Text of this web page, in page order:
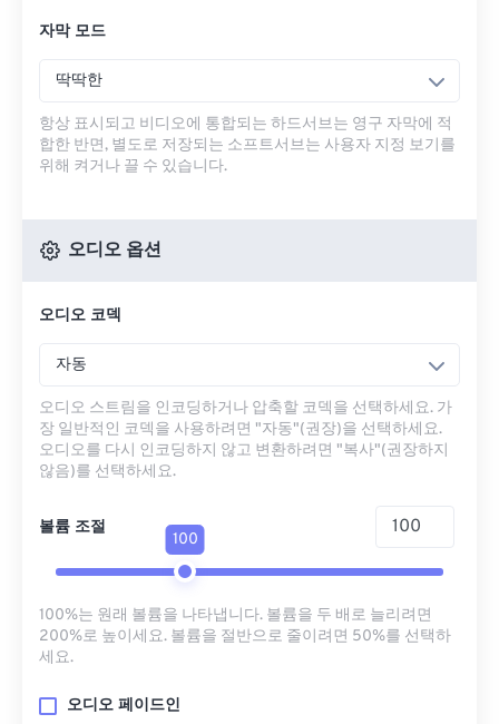
자막 모드
딱딱한
항상 표시되고 비디오에 통합되는 하드서브는 영구 자막에 적
합한 반면, 별도로 저장되는 소프트서브는 사용자 지정 보기를
위해 켜거나 끌 수 있습니다.
오디오 옵션
오디오 코덱
자동
오디오 스트림을 인코딩하거나 압축할 코덱을 선택하세요. 가
장 일반적인 코덱을 사용하려면 "자동"(권장)을 선택하세요.
오디오를 다시 인코딩하지 않고 변환하려면 "복사"(권장하지
않음)를 선택하세요.
볼륨 조절
100
100%는 원래 볼륨을 나타냅니다. 볼륨을 두 배로 늘리려면
200%로 높이세요. 볼륨을 절반으로 줄이려면 50%를 선택하
세요.
오디오 페이드인